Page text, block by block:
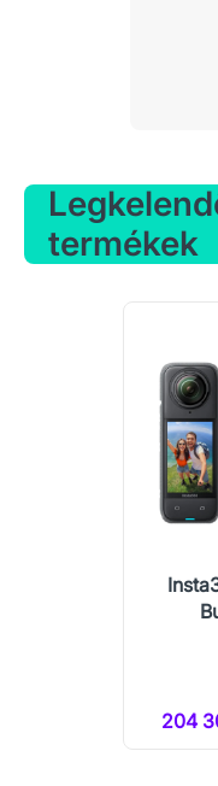
termékek
204